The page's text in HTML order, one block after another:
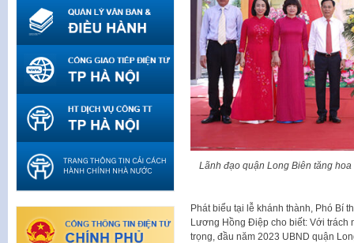
Lãnh đạo quận Long Biên tăng
Phát biểu tại lễ khánh thành, Phó Bí
Lương Hồng Điệp cho biết: Với trách
trọng, đầu năm 2023 UBND quận